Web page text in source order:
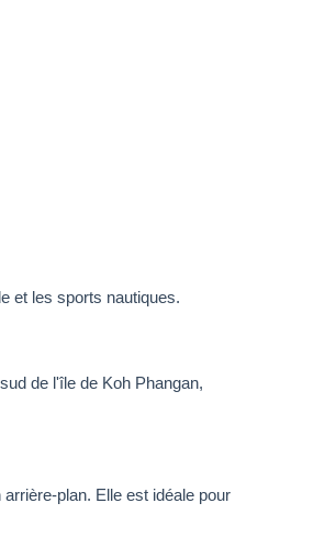
et les sports nautiques.
de l'île de Koh Phangan,
plan. Elle est idéale pour